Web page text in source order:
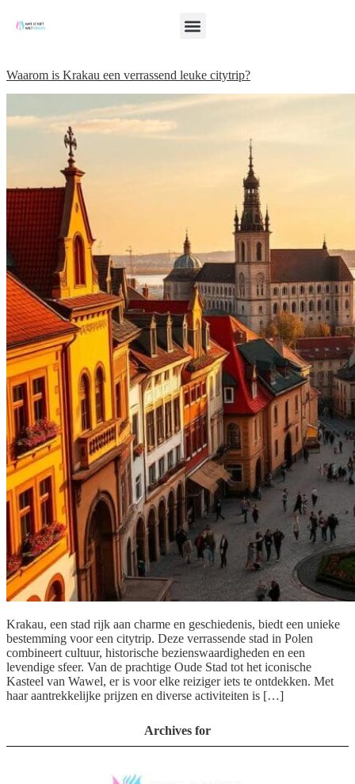
Waarom is Krakau een verrassend leuke citytrip?
Krakau, een stad rijk aan charme en geschiedenis, biedt een unieke
bestemming voor een citytrip. Deze verrassende stad in Polen
combineert cultuur, historische bezienswaardigheden en een
levendige sfeer. Van de prachtige Oude Stad tot het iconische
Kasteel van Wawel, er is voor elke reiziger iets te ontdekken. Met
haar aantrekkelijke prijzen en diverse activiteiten is […]
Archives for